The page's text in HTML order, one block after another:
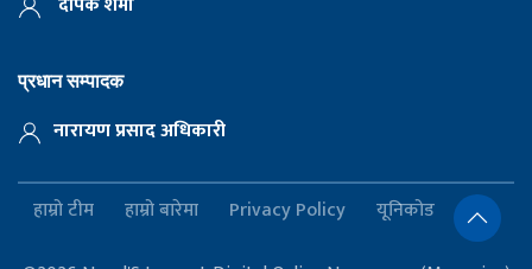
प्रधान सम्पादक
नारायण प्रसाद अधिकारी
हाम्रो टीम हाम्रो बारेमा Privacy Policy यूनिकोड